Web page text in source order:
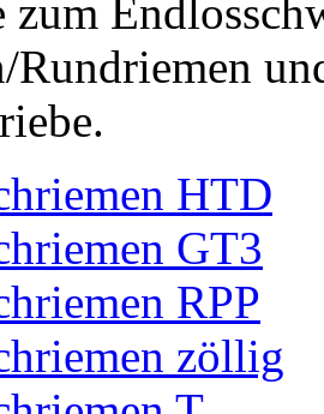
zum
HTD
GT3
RPP
zöllig